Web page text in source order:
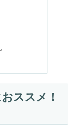
ススメ！